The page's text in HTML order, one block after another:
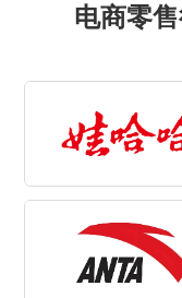
电商零